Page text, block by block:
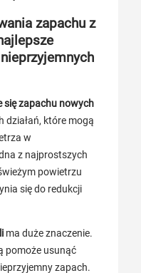
zapachu z
się zapachu nowych
działań, które mogą
w
z najprostszych
powietrzu
się do redukcji
ma duże znaczenie.
pomoże usunąć
zapach.